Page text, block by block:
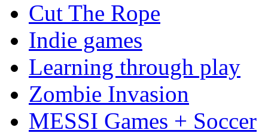
Cut The Rope
Indie games
Learning through play
Zombie Invasion
MESSI Games + Soccer